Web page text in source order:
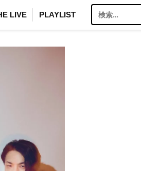
LIVE PLAYLIST
索: